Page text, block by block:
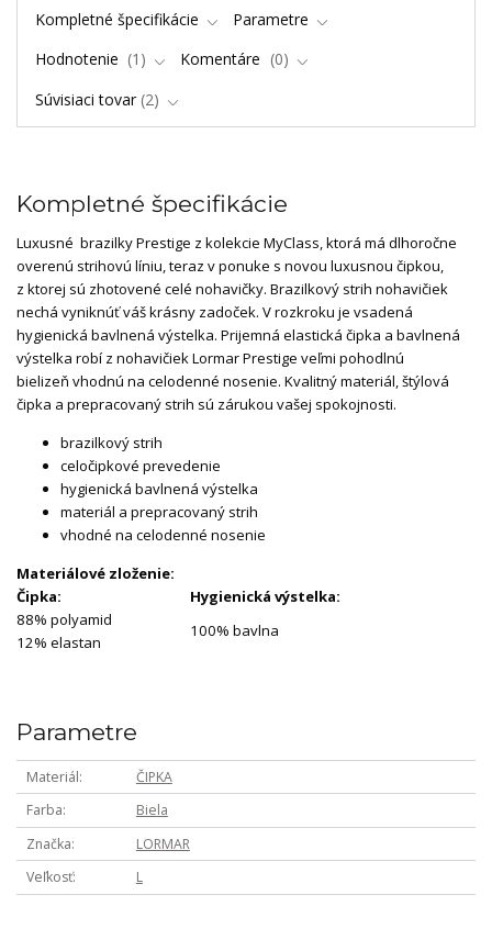
Kompletné špecifikácie
Parametre
Hodnotenie
1 Komentáre
0
Súvisiaci tovar 2
Kompletné špecifikácie
Luxusné brazilky Prestige z kolekcie MyClass, ktorá má dlhoročne
overenú strihovú líniu, teraz v ponuke s novou luxusnou čipkou,
z ktorej sú zhotovené celé nohavičky. Brazilkový strih nohavičiek
nechá vyniknúť váš krásny zadoček. V rozkroku je vsadená
hygienická bavlnená výstelka. Prijemná elastická čipka a bavlnená
výstelka robí z nohavičiek Lormar Prestige veľmi pohodlnú
bielizeň vhodnú na celodenné nosenie. Kvalitný materiál, štýlová
čipka a prepracovaný strih sú zárukou vašej spokojnosti.
brazilkový strih
celočipkové prevedenie
hygienická bavlnená výstelka
materiál a prepracovaný strih
vhodné na celodenné nosenie
Materiálové zloženie:
Čipka:
Hygienická výstelka:
88% polyamid
12% elastan
100% bavlna
Parametre
Materiál
ČIPKA
Farba
Biela
Značka
LORMAR
Veľkosť
L